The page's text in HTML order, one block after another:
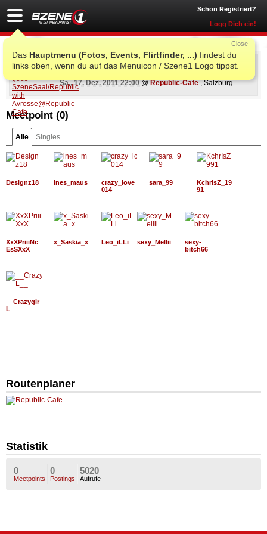
Schon Registriert?
Logg Dich ein!
Das Hauptmenu (Fotos, Events, Flirtfinder, ...) findest du
links oben, wenn du auf das Menuicon / Szene1 Logo tippst.
Close
Minimalbewegung goes SzeneSaal/Republic w
ith Avrosse
Sa., 17. Dez. 2011 22:00@Republic-Cafe, Salzburg
Meetpoint (0)
Alle Singles
Designz18 ines_maus
crazy_love
014
sara_99
KchrIsZ_19
91
XxXPriiiNc
EsSXxX
x_Saskia_x Leo_iLLi sexy_Mellii
sexy-
bitch66
__Crazygir
L__
Routenplaner
Statistik
0
Meetpoints
0
Postings
5020
Aufrufe